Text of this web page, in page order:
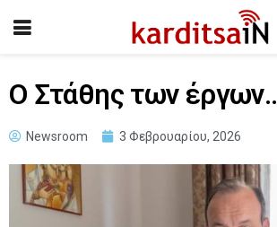
Ο Στάθης των έργων..
Newsroom 3 Φεβρουαρίου, 2026